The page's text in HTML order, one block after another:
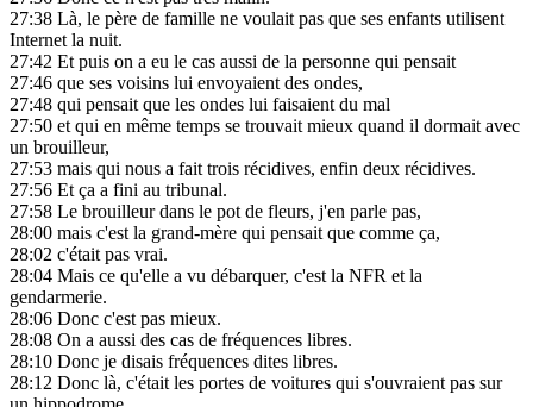
27:38 Là, le père de famille ne voulait pas que ses enfants utilisent
Internet la nuit.
27:42 Et puis on a eu le cas aussi de la personne qui pensait
27:46 que ses voisins lui envoyaient des ondes,
27:48 qui pensait que les ondes lui faisaient du mal
27:50 et qui en même temps se trouvait mieux quand il dormait avec
un brouilleur,
27:53 mais qui nous a fait trois récidives, enfin deux récidives.
27:56 Et ça a fini au tribunal.
27:58 Le brouilleur dans le pot de fleurs, j'en parle pas,
28:00 mais c'est la grand-mère qui pensait que comme ça,
28:02 c'était pas vrai.
28:04 Mais ce qu'elle a vu débarquer, c'est la NFR et la
gendarmerie.
28:06 Donc c'est pas mieux.
28:08 On a aussi des cas de fréquences libres.
28:10 Donc je disais fréquences dites libres.
28:12 Donc là, c'était les portes de voitures qui s'ouvraient pas sur